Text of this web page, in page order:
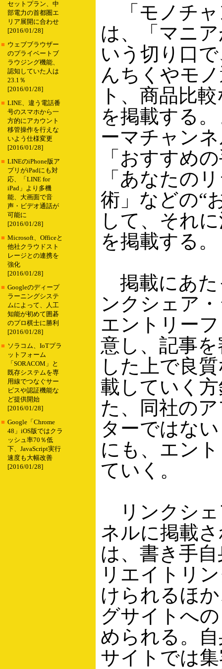
セットプラン、中
部電力の首都圏エ
リア展開に合わせ
[2016/01/28]
■ ウェブブラウザー
のプライベートブ
ラウジング機能、
認知していた人は
23.1％
[2016/01/28]
■ LINE、違う電話番
号のスマホから一
方的にアカウント
移管操作を行えな
いよう仕様変更
[2016/01/28]
■ LINEのiPhone版ア
プリがiPadにも対
応、「LINE for
iPad」より多機
能、大画面で音
声・ビデオ通話が
可能に
[2016/01/28]
■ Microsoft、Officeと
他社クラウドスト
レージとの連携を
強化
[2016/01/28]
■ Googleのディープ
ラーニングシステ
ムによって、人工
知能が初めて囲碁
のプロ棋士に勝利
[2016/01/28]
■ ソラコム、IoTプラ
ットフォーム
「SORACOM」と
既存システムを専
用線でつなぐサー
ビスや認証機能な
ど提供開始
[2016/01/28]
■ Google「Chrome
48」iOS版ではクラ
ッシュ率70％低
下、JavaScript実行
速度も大幅改善
[2016/01/28]
「モノチャ
は、「マニ
いう切り口
んちくやモ
ト、商品比
を掲載する
ーマチャン
「おすすめ
「あなたの
術」などの“
して、それ
を掲載する。
掲載にあた
ンクシェア
エントリー
意し、記事
した上で良
載していく
た、同社の
ターではな
にも、エン
ていく。
リンクシェ
ネルに掲載
は、書き手
リエイトリ
けられるほ
グサイトへ
められる。
サイトでは